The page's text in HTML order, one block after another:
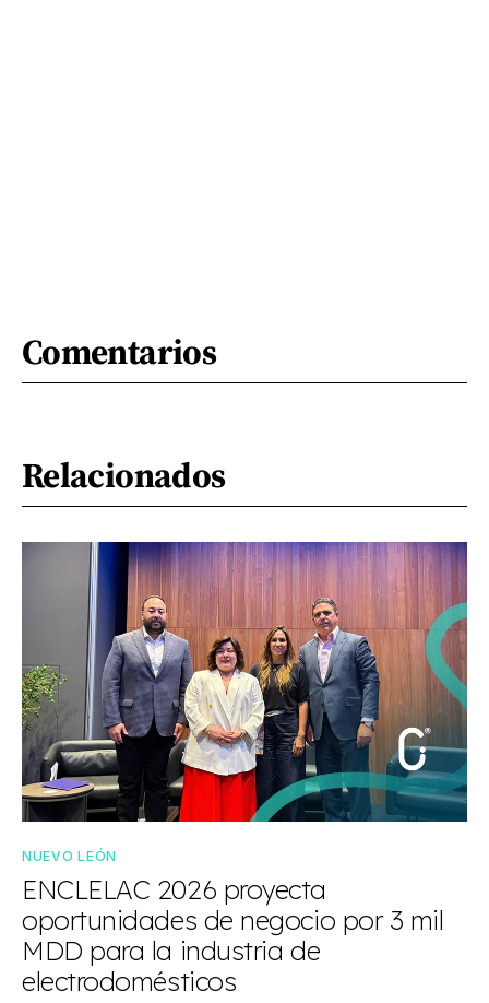
Comentarios
Relacionados
NUEVO LEÓN
ENCLELAC 2026 proyecta
oportunidades de negocio por 3 mil
MDD para la industria de
electrodomésticos